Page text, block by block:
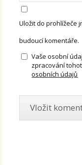
Uložit do prohlížeče
budoucí komentáře.
Vaše osobní
zpracování
osobních údajů